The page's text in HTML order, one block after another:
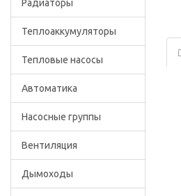
Радиаторы
Теплоаккумуляторы
Тепловые насосы
Автоматика
Насосные группы
Вентиляция
Дымоходы